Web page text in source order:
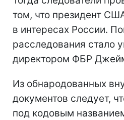
том, что президент
в интересах России.
расследования стало
директором ФБР
Из обнародованных
документов следует,
под кодовым